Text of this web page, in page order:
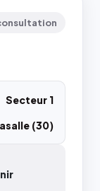
Secteur 1
(30)